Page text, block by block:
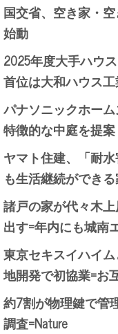
国交省、空き家・
始動
2025年度大手ハウ
首位は大和ハウス
パナソニックホー
特徴的な中庭を提案
ヤマト住建、「耐
も生活継続ができ
諸戸の家が代々木
出す=年内にも城南
東京セキスイハイ
地開発で初協業=お
約7割が物理鍵で管
調査=Nature